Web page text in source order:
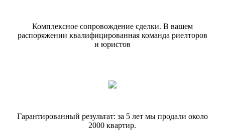
Комплексное сопровождение сделки. В вашем
распоряжении квалифицированная команда риелторов
и юристов
Гарантированный результат: за 5 лет мы продали около
2000 квартир.